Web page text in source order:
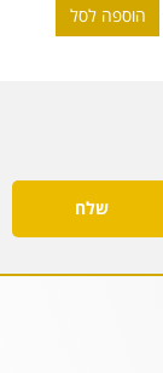
הוספה לסל
שלח